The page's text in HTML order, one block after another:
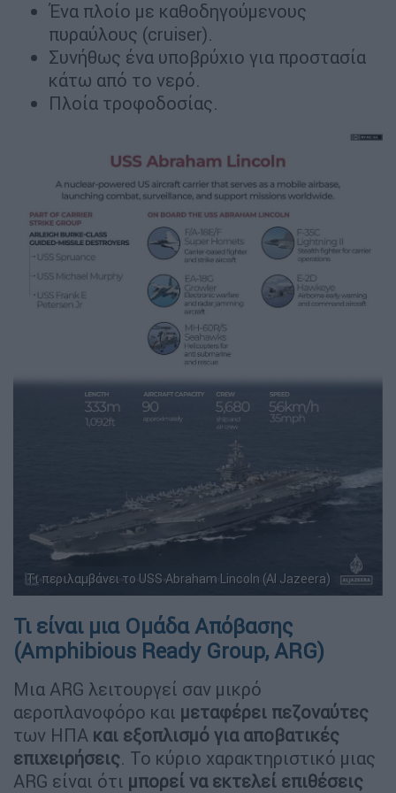
Ένα πλοίο με καθοδηγούμενους
πυραύλους (cruiser).
Συνήθως ένα υποβρύχιο για προστασία
κάτω από το νερό.
Πλοία τροφοδοσίας.
Τι περιλαμβάνει το USS Abraham Lincoln (Al Jazeera)
Τι είναι μια Ομάδα Απόβασης
(Amphibious Ready Group, ARG)
Μια ARG λειτουργεί σαν μικρό
αεροπλανοφόρο και μεταφέρει πεζοναύτες
των ΗΠΑ και εξοπλισμό για αποβατικές
επιχειρήσεις. Το κύριο χαρακτηριστικό μιας
ARG είναι ότι μπορεί να εκτελεί επιθέσεις